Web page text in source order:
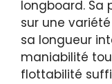
longboard. Sa
sur une
sa longueur
maniabilité
flottabilité